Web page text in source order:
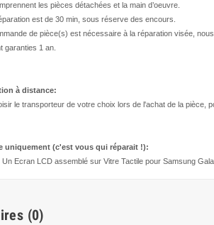
les pièces détachées et la main d’oeuvre
est de 30 min, sous réserve des encours.
de pièce(s) est nécessaire à la réparation visée,
garanties 1 an.
à distance:
le transporteur de votre choix lors de l'achat de la pièce,
uniquement (c'est vous qui réparait !):
Un Ecran LCD assemblé sur Vitre Tactile pour Samsung
(0)